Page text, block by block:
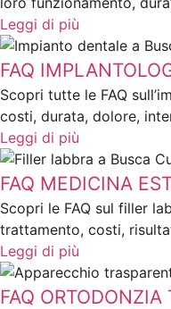
Leggi di più
FAQ
Scopri tutte le FAQ
costi, durata, dolore,
Leggi di più
FAQ MEDICINA
Scopri le FAQ sul filler
trattamento, costi,
Leggi di più
FAQ ORTODONZIA